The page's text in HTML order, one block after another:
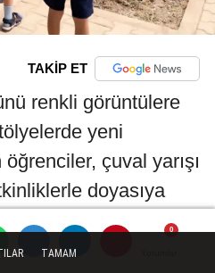
TAKİP ET
renkli görüntülere
yeni
çuval yarışı
doyasıya
geçen ilk ders
öğrendi hem de
TAMAM